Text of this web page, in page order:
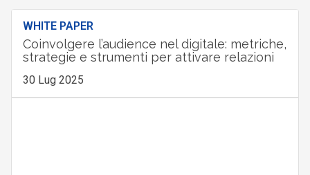
WHITE PAPER
Coinvolgere l’audience nel digitale: metriche,
strategie e strumenti per attivare relazioni
30 Lug 2025